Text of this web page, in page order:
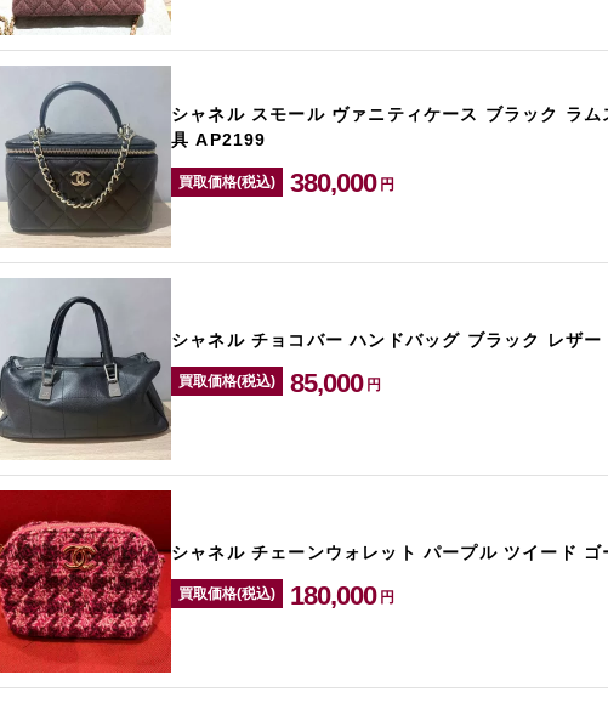
シャネル スモール ヴァニティケース ブラック ラ
具 AP2199
買取価格(税込) 380,000 円
シャネル チョコバー ハンドバッグ ブラック レザ
買取価格(税込) 85,000 円
シャネル チェーンウォレット パープル ツイード ゴ
買取価格(税込) 180,000 円